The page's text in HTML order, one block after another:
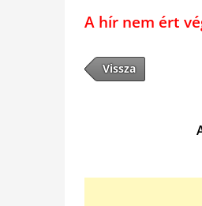
A hír nem ért
Vissza